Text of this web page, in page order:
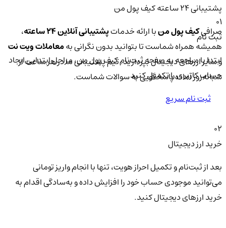
پشتیبانی ۲۴ ساعته کیف پول من
صرافیکیف پول منبا ارائه خدماتپشتیبانی آنلاین ۲۴ ساعته
،
همیشه همراه شماست تا بتوانید بدون نگرانی بهمعاملات ویت نت
و سایر ارزهای دیجیتال بپردازید. تیم پشتیبانی ما در هر ساعت از
شبانه‌روز آماده پاسخگویی به سوالات شماست.
01
ثبت نام
ابتدا با مراجعه به صفحه ثبت‌نام کیف‌ پول من، مراحل ابتدایی ایجاد
حساب کاربری را تکمیل کنید.
ثبت نام سریع
02
خرید ارز دیجیتال
بعد از ثبت‌نام و تکمیل احراز هویت، تنها با انجام واریز تومانی
می‌توانید موجودی حساب خود را افزایش داده و به‌سادگی اقدام به
خرید ارزهای دیجیتال کنید.